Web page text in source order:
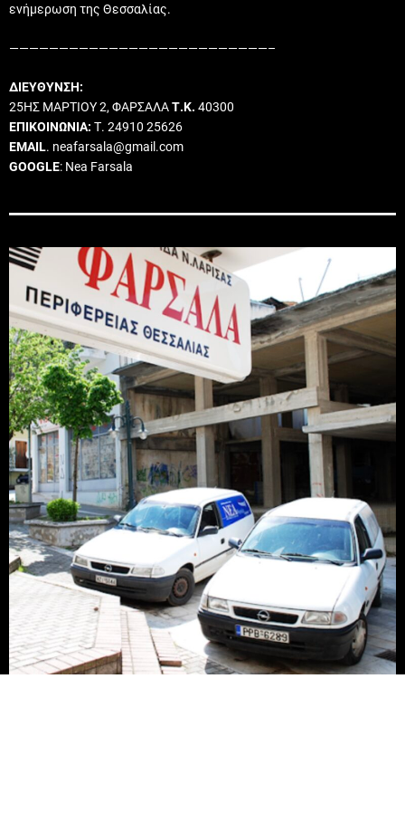
ενήμερωση της Θεσσαλίας.
——————————————————————————–
ΔΙΕΥΘΥΝΣΗ:
25ΗΣ ΜΑΡΤΙΟΥ 2, ΦΑΡΣΑΛΑΤ.Κ. 40300
ΕΠΙΚΟΙΝΩΝΙΑ: Τ. 24910 25626
EMAIL. neafarsala@gmail.com
GOOGLE: Nea Farsala